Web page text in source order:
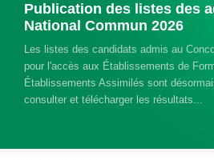
Publication des listes des
National Commun 2026
Les listes des candidats admis au
pour l'accès aux Établissements de
Établissements Assimilés sont
consulter et télécharger les résultats...